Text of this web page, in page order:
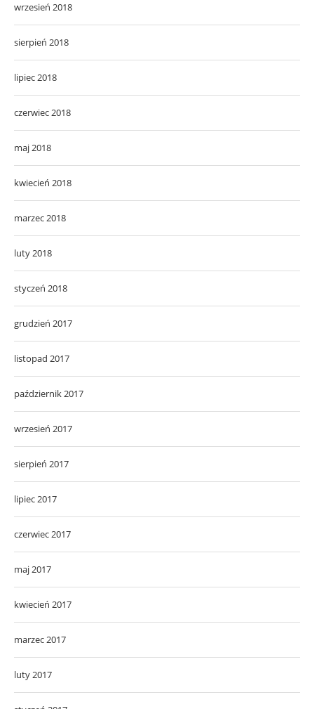
wrzesień 2018
sierpień 2018
lipiec 2018
czerwiec 2018
maj 2018
kwiecień 2018
marzec 2018
luty 2018
styczeń 2018
grudzień 2017
listopad 2017
październik 2017
wrzesień 2017
sierpień 2017
lipiec 2017
czerwiec 2017
maj 2017
kwiecień 2017
marzec 2017
luty 2017